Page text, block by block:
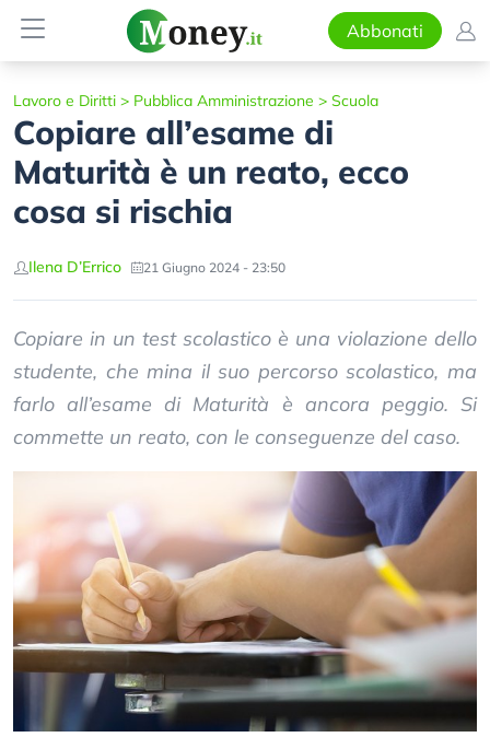
Abbonati
Lavoro e Diritti > Pubblica Amministrazione > Scuola
Copiare all’esame di
Maturità è un reato, ecco
cosa si rischia
Ilena D’Errico 21 Giugno 2024 - 23:50
Copiare in un test scolastico è una violazione dello
studente, che mina il suo percorso scolastico, ma
farlo all’esame di Maturità è ancora peggio. Si
commette un reato, con le conseguenze del caso.